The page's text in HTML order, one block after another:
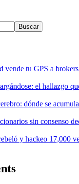
Buscar
vende tu GPS a
el hallazgo
dónde se
sin consenso
y hackeo 17,000